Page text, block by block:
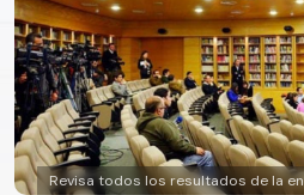
Revisa todos los resultados de la